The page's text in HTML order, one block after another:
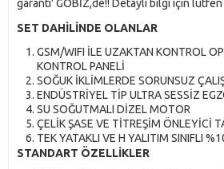
garanti' GOBİZ,de!! Detaylı bilgi için
SET DAHİLİNDE OLANLAR
GSM/WIFI İLE UZAKTAN KONTROL
KONTROL PANELİ
SOĞUK İKLİMLERDE SORUNSUZ
ENDÜSTRİYEL TİP ULTRA SESSİZ
SU SOĞUTMALI DİZEL MOTOR
ÇELİK ŞASE VE TİTREŞİM ÖNLEYİCİ
TEK YATAKLI VE H YALITIM SINIFLI
STANDART ÖZELLİKLER